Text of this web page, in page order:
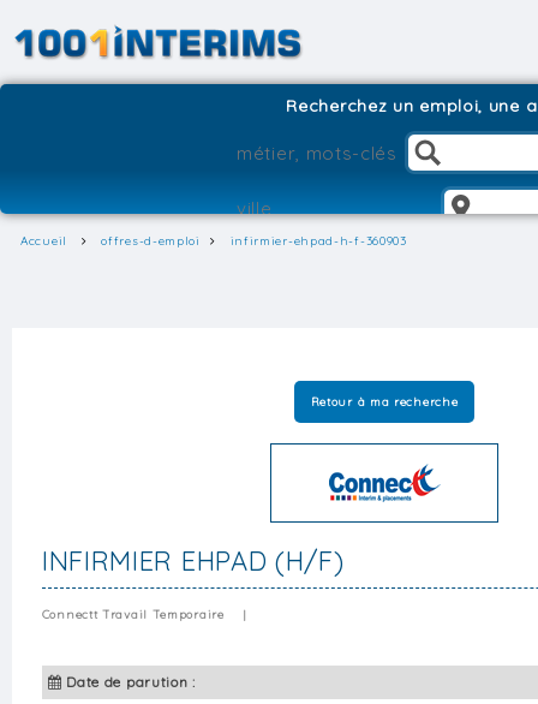
Recherchez un emploi, une
Accueil offres-d-emploi infirmier-ehpad-h-f-360903
Retour à ma recherche
INFIRMIER EHPAD (H/F)
Connectt Travail Temporaire |
Date de parution :